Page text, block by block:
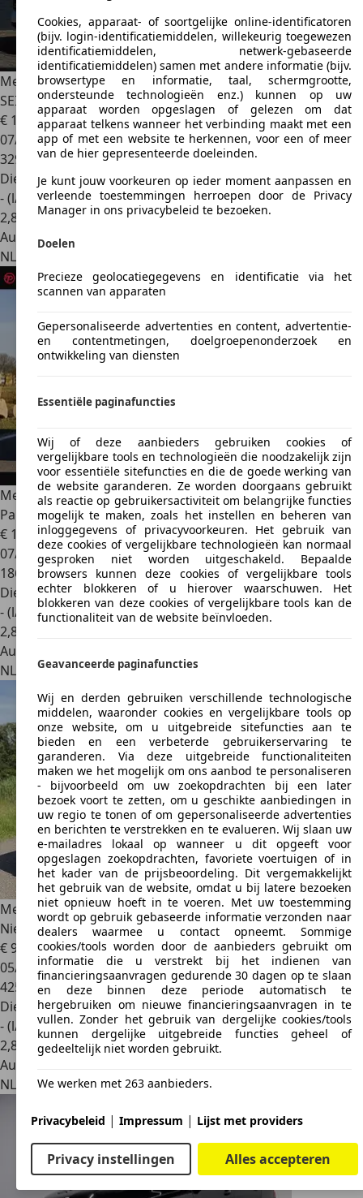
Mercedes-Benz ML 350
M-klasse BlueTEC 4-
SEIZOENSBANDEN! PANO/SCHUIFDAK!
€ 10.440
07/2012
329.092 km
Diesel
- (l/100 km)
2,8
Autobedrijf
NL 5102 AE
Mercedes-Benz ML 350M-klasse BlueTEC V6 |
Panoramadak | LED | Luchtver
€ 19.900
07/2014
186.723 km
Diesel
- (l/100 km)
2,8
Autobedrijf
NL 8912 AALeeuwarden
Mercedes-Benz ML 350M-klasse BlueTEC / Automaat /
Nieuwe EGR / 1ste ei
€ 9.950
05/2012
425.133 km
Diesel
- (l/100 km)
2,8
Autobedrijf
NL 1901 NMCastricum
Cookies, apparaat- of soortgelijke online-identificatoren
(bijv. login-identificatiemiddelen, willekeurig toegewezen
identificatiemiddelen, netwerk-gebaseerde
identificatiemiddelen) samen met andere informatie (bijv.
browsertype en informatie, taal, schermgrootte,
ondersteunde technologieën enz.) kunnen op uw
apparaat worden opgeslagen of gelezen om dat
apparaat telkens wanneer het verbinding maakt met een
app of met een website te herkennen, voor een of meer
van de hier gepresenteerde doeleinden.
Je kunt jouw voorkeuren op ieder moment aanpassen en
verleende toestemmingen herroepen door de Privacy
Manager in ons privacybeleid te bezoeken.
Doelen
Precieze geolocatiegegevens en identificatie via het
scannen van apparaten
Gepersonaliseerde advertenties en content, advertentie-
en contentmetingen, doelgroepenonderzoek en
ontwikkeling van diensten
Essentiële paginafuncties
Wij of deze aanbieders gebruiken cookies of
vergelijkbare tools en technologieën die noodzakelijk zijn
voor essentiële sitefuncties en die de goede werking van
de website garanderen. Ze worden doorgaans gebruikt
als reactie op gebruikersactiviteit om belangrijke functies
mogelijk te maken, zoals het instellen en beheren van
inloggegevens of privacyvoorkeuren. Het gebruik van
deze cookies of vergelijkbare technologieën kan normaal
gesproken niet worden uitgeschakeld. Bepaalde
browsers kunnen deze cookies of vergelijkbare tools
echter blokkeren of u hierover waarschuwen. Het
blokkeren van deze cookies of vergelijkbare tools kan de
functionaliteit van de website beïnvloeden.
Geavanceerde paginafuncties
Wij en derden gebruiken verschillende technologische
middelen, waaronder cookies en vergelijkbare tools op
onze website, om u uitgebreide sitefuncties aan te
bieden en een verbeterde gebruikerservaring te
garanderen. Via deze uitgebreide functionaliteiten
maken we het mogelijk om ons aanbod te personaliseren
- bijvoorbeeld om uw zoekopdrachten bij een later
bezoek voort te zetten, om u geschikte aanbiedingen in
uw regio te tonen of om gepersonaliseerde advertenties
en berichten te verstrekken en te evalueren. Wij slaan uw
e-mailadres lokaal op wanneer u dit opgeeft voor
opgeslagen zoekopdrachten, favoriete voertuigen of in
het kader van de prijsbeoordeling. Dit vergemakkelijkt
het gebruik van de website, omdat u bij latere bezoeken
niet opnieuw hoeft in te voeren. Met uw toestemming
wordt op gebruik gebaseerde informatie verzonden naar
dealers waarmee u contact opneemt. Sommige
cookies/tools worden door de aanbieders gebruikt om
informatie die u verstrekt bij het indienen van
financieringsaanvragen gedurende 30 dagen op te slaan
en deze binnen deze periode automatisch te
hergebruiken om nieuwe financieringsaanvragen in te
vullen. Zonder het gebruik van dergelijke cookies/tools
kunnen dergelijke uitgebreide functies geheel of
gedeeltelijk niet worden gebruikt.
We werken met 263 aanbieders.
Privacybeleid | Impressum | Lijst met providers
Privacy instellingen Alles accepteren